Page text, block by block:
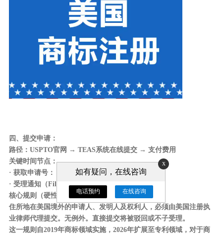
四、提交申请：
路径：USPTO官网 → TEAS系统在线提交 → 支付费用
关键时间节点：
· 获取申请号：
· 受理通知（Filing Receipt）：
核心规则（硬性要求）：
住所地在美国境外的申请人、发明人及权利人，必须由美国注册执
业律师代理提交。无例外。直接提交将被驳回或不子受理。
这一规则自2019年商标领域实施，2026年扩展至专利领域，对于商
x
如有疑问，在线咨询
电话预约 在线咨询